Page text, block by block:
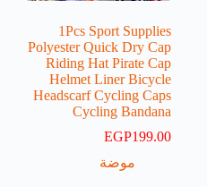
1Pcs Sport Supplies
Polyester Quick Dry Cap
Riding Hat Pirate Cap
Helmet Liner Bicycle
Headscarf Cycling Caps
Cycling Bandana
EGP199.00
موضة